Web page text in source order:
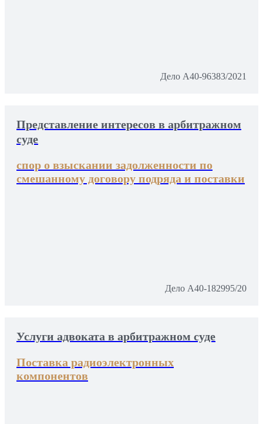
Дело А40-96383/2021
Представление интересов в арбитражном
суде
спор о взыскании задолженности по
смешанному договору подряда и поставки
Дело А40-182995/20
Услуги адвоката в арбитражном суде
Поставка радиоэлектронных
компонентов